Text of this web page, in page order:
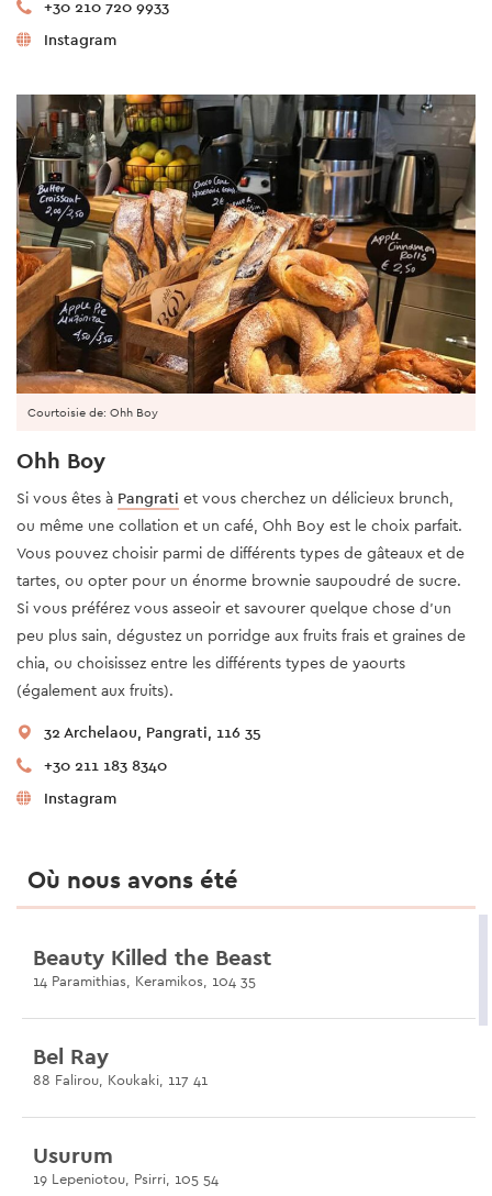
+30 210 720 9933
Instagram
Courtoisie de: Ohh Boy
Ohh Boy
Si vous êtes à Pangrati et vous cherchez un délicieux brunch,
ou même une collation et un café, Ohh Boy est le choix parfait.
Vous pouvez choisir parmi de différents types de gâteaux et de
tartes, ou opter pour un énorme brownie saupoudré de sucre.
Si vous préférez vous asseoir et savourer quelque chose d'un
peu plus sain, dégustez un porridge aux fruits frais et graines de
chia, ou choisissez entre les différents types de yaourts
(également aux fruits).
32 Archelaou, Pangrati, 116 35
+30 211 183 8340
Instagram
Où nous avons été
Beauty Killed the Beast
14 Paramithias, Keramikos, 104 35
Bel Ray
88 Falirou, Koukaki, 117 41
Usurum
19 Lepeniotou, Psirri, 105 54